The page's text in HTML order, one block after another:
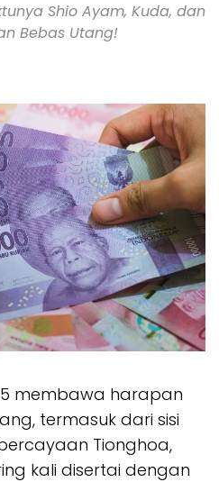
Shio Ayam, Kuda, dan
Bebas Utang!
membawa harapan
termasuk dari sisi
Tionghoa,
kali disertai dengan